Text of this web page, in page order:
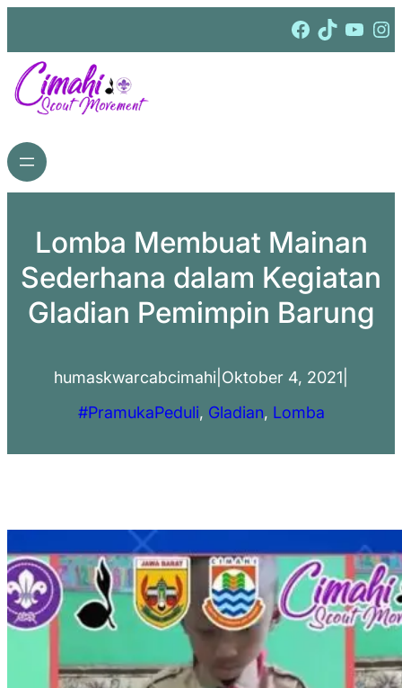
Facebook TikTok YouTube Instagram
Lomba Membuat Mainan
Sederhana dalam Kegiatan
Gladian Pemimpin Barung
humaskwarcabcimahi Oktober 4, 2021
#PramukaPeduli, Gladian, Lomba